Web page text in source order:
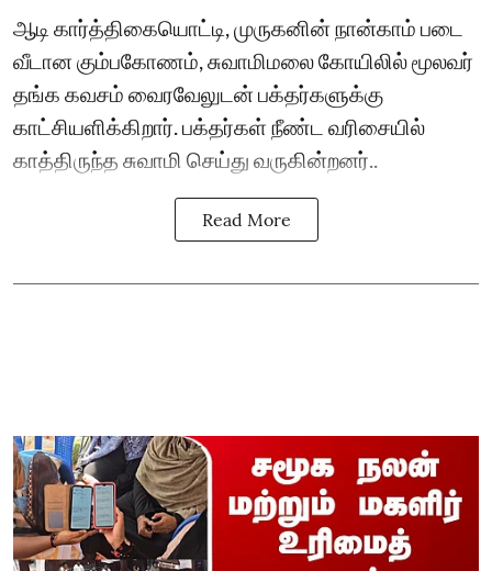
ஆடி கார்த்திகையொட்டி, முருகனின் நான்காம் படை
வீடான கும்பகோணம், சுவாமிமலை கோயிலில் மூலவர்
தங்க கவசம் வைரவேலுடன் பக்தர்களுக்கு
காட்சியளிக்கிறார். பக்தர்கள் நீண்ட வரிசையில்
காத்திருந்த சுவாமி செய்து வருகின்றனர்..
Read More